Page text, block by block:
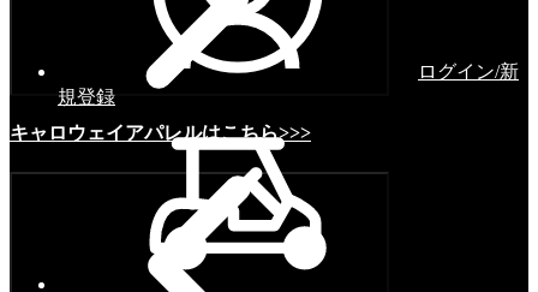
キャロウェイアパレルはこちら>>>
ログイン/新
規登録